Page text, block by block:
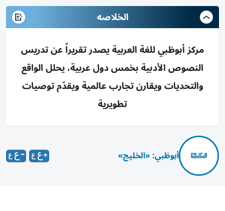
الخلاصه
مركز أبوظبي للغة العربية يصدر تقريراً عن تدريس
النصوص الأدبية بخمس دول عربية، يحلل الواقع
والتحديات ويقارن تجارب عالمية ويقدّم توصيات
تطويرية
أبوظبي: «الخليج»